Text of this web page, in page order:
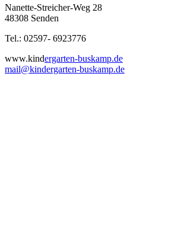
Nanette-Streicher-Weg 28
48308 Senden
Tel.: 02597- 6923776
www.kindergarten-buskamp.de
mail@kindergarten-buskamp.de